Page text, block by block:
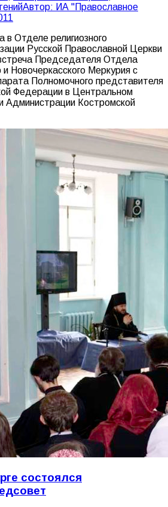
Автор: ИА "Православное
в Отделе религиозного
Русской Православной Церкви
Председателя Отдела
и Новочеркасского Меркурия с
Полномочного представителя
Федерации в Центральном
Администрации Костромской
состоялся